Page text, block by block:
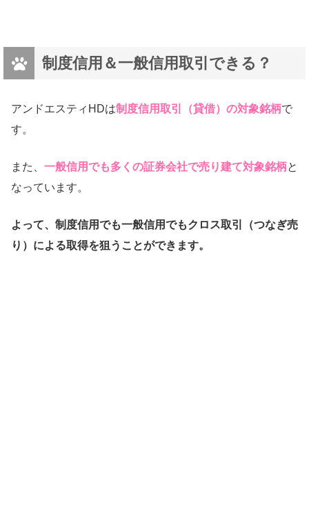
制度信用＆一般信用取引できる？
アンドエスティHDは制度信用取引（貸借）の対象銘柄で
す。
また、 一般信用でも多くの証券会社で売り建て対象銘柄と
なっています。
よって、制度信用でも一般信用でもクロス取引（つなぎ売
り）による取得を狙うことができます。